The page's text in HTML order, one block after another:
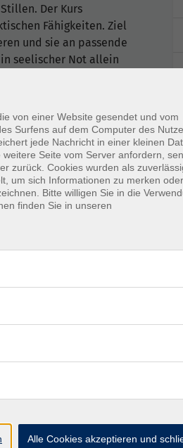
Der Kurs
Fähigkeiten. Ziel
und sie an passende
seelischer Not allein
motiviert –, die
Vorkenntnisse. Er
privaten Umfeld als
Häufigkeit und
Angststörungen und
sensibler
über
digitales Begleitheft
Leipzig statt.
von einer Website gesendet und vom
Surfens auf dem Computer des
jede Nachricht in einer kleinen
Seite vom Server anfordern,
zurück. Cookies wurden als
um sich Informationen zu merken
Bitte willigen Sie in die
finden Sie in unseren
Alle Cookies akzeptieren und